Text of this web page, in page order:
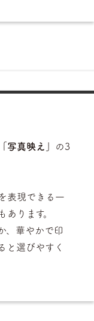
写真映え」
の3
表現できる一
ります。
、華やかで印
と選びやすく